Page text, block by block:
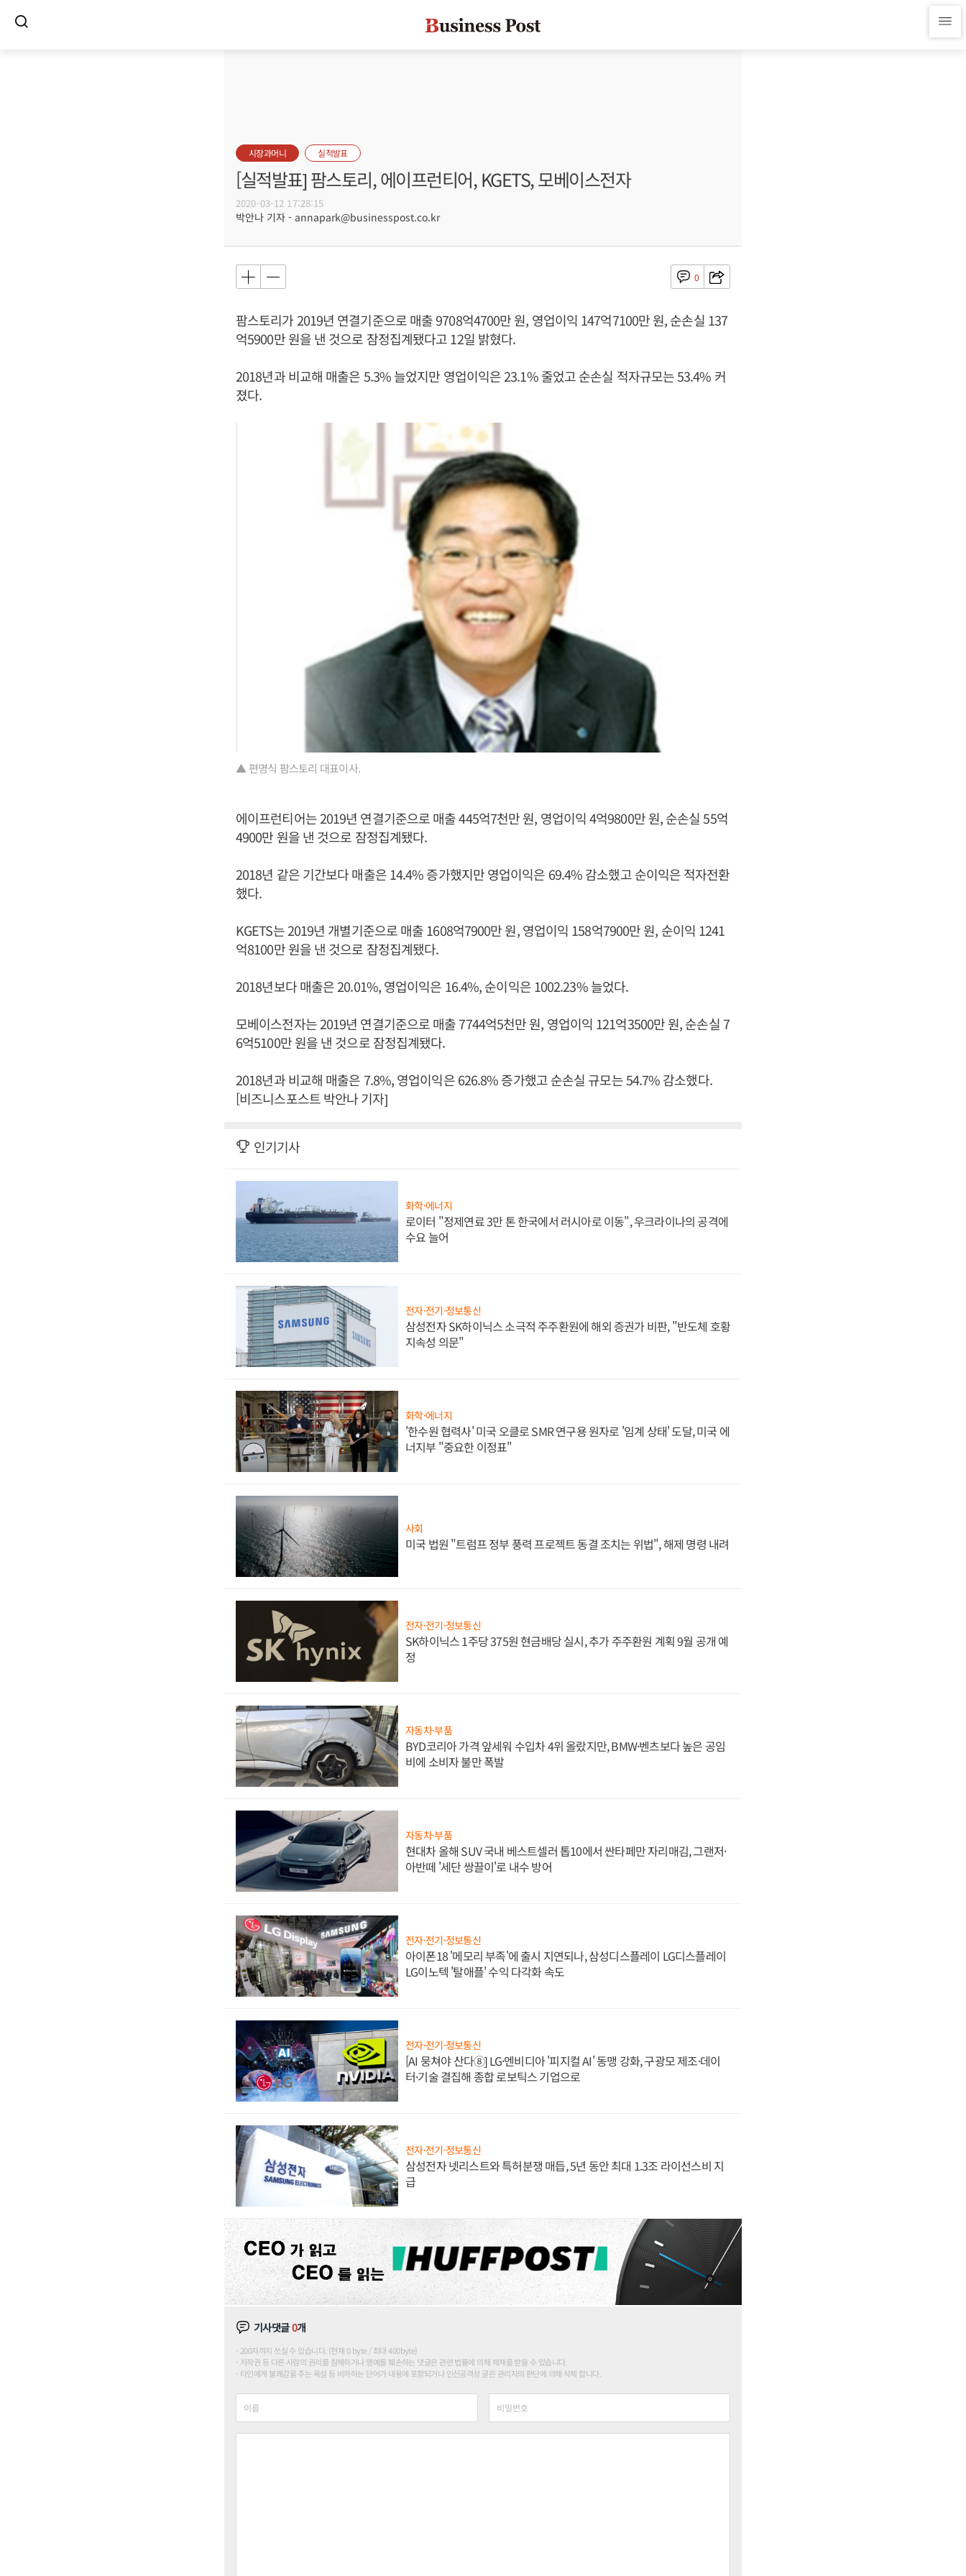
시장과머니 실적발표
[실적발표] 팜스토리, 에이프런티어, KGETS, 모베이스전자
2020-03-12 17:28:15
박안나 기자 - annapark@businesspost.co.kr
0
팜스토리가 2019년 연결기준으로 매출 9708억4700만 원, 영업이익 147억7100만 원, 순손실 137
억5900만 원을 낸 것으로 잠정집계됐다고 12일 밝혔다.
2018년과 비교해 매출은 5.3% 늘었지만 영업이익은 23.1% 줄었고 순손실 적자규모는 53.4% 커
졌다.
▲ 편명식 팜스토리 대표이사.
에이프런티어는 2019년 연결기준으로 매출 445억7천만 원, 영업이익 4억9800만 원, 순손실 55억
4900만 원을 낸 것으로 잠정집계됐다.
2018년 같은 기간보다 매출은 14.4% 증가했지만 영업이익은 69.4% 감소했고 순이익은 적자전환
했다.
KGETS는 2019년 개별기준으로 매출 1608억7900만 원, 영업이익 158억7900만 원, 순이익 1241
억8100만 원을 낸 것으로 잠정집계됐다.
2018년보다 매출은 20.01%, 영업이익은 16.4%, 순이익은 1002.23% 늘었다.
모베이스전자는 2019년 연결기준으로 매출 7744억5천만 원, 영업이익 121억3500만 원, 순손실 7
6억5100만 원을 낸 것으로 잠정집계됐다.
2018년과 비교해 매출은 7.8%, 영업이익은 626.8% 증가했고 순손실 규모는 54.7% 감소했다.
[비즈니스포스트 박안나 기자]
인기기사
화학·에너지
로이터 "정제연료 3만 톤 한국에서 러시아로 이동", 우크라이나의 공격에
수요 늘어
전자·전기·정보통신
삼성전자 SK하이닉스 소극적 주주환원에 해외 증권가 비판, "반도체 호황
지속성 의문"
화학·에너지
'한수원 협력사' 미국 오클로 SMR 연구용 원자로 '임계 상태' 도달, 미국 에
너지부 "중요한 이정표"
사회
미국 법원 "트럼프 정부 풍력 프로젝트 동결 조치는 위법", 해제 명령 내려
전자·전기·정보통신
SK하이닉스 1주당 375원 현금배당 실시, 추가 주주환원 계획 9월 공개 예
정
자동차·부품
BYD코리아 가격 앞세워 수입차 4위 올랐지만, BMW·벤츠보다 높은 공임
비에 소비자 불만 폭발
자동차·부품
현대차 올해 SUV 국내 베스트셀러 톱10에서 싼타페만 자리매김, 그랜저·
아반떼 '세단 쌍끌이'로 내수 방어
전자·전기·정보통신
아이폰18 '메모리 부족'에 출시 지연되나, 삼성디스플레이 LG디스플레이
LG이노텍 '탈애플' 수익 다각화 속도
전자·전기·정보통신
[AI 뭉쳐야 산다⑧] LG·엔비디아 '피지컬 AI' 동맹 강화, 구광모 제조·데이
터·기술 결집해 종합 로보틱스 기업으로
전자·전기·정보통신
삼성전자 넷리스트와 특허분쟁 매듭, 5년 동안 최대 1.3조 라이선스비 지
급
기사댓글0개
200자까지 쓰실 수 있습니다. (현재 0 byte / 최대 400byte)
저작권 등 다른 사람의 권리를 침해하거나 명예를 훼손하는 댓글은 관련 법률에 의해 제재를 받을 수 있습니다.
타인에게 불쾌감을 주는 욕설 등 비하하는 단어가 내용에 포함되거나 인신공격성 글은 관리자의 판단에 의해 삭제 합니다.